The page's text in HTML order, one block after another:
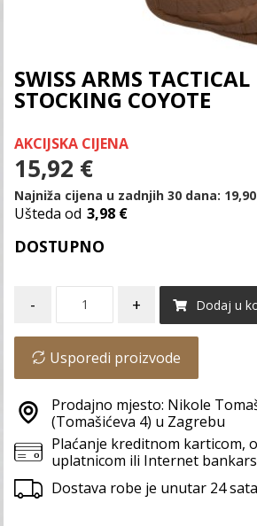
SWISS ARMS TACTICAL
STOCKING COYOTE
AKCIJSKA CIJENA
15,92 €
Najniža cijena u zadnjih 30 dana: 19,90
Ušteda od 3,98 €
DOSTUPNO
- + Dodaj u
Usporedi proizvode
Prodajno mjesto: Nikole
(Tomašićeva 4) u Zagrebu
Plaćanje kreditnom karticom,
uplatnicom ili Internet
Dostava robe je unutar 24 sata